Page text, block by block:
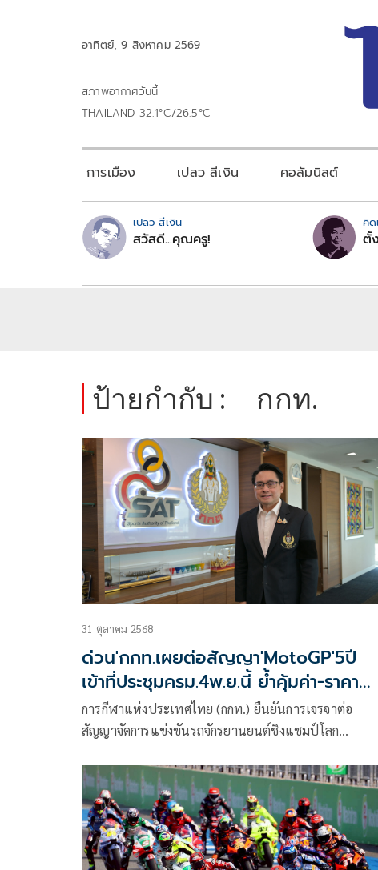
อาทิตย์, 9 สิงหาคม 2569
สภาพอากาศวันนี้
THAILAND 32.1°C/26.5°C
การเมือง เปลว สีเงิน คอลัมนิสต์
เปลว สีเงิน
สวัสดี...คุณครู!
คิด
ตั้
ป้ายกำกับ : กกท.
31 ตุลาคม 2568
ด่วน'กกท.เผยต่อสัญญา'MotoGP'5ปี
เข้าที่ประชุมครม.4พ.ย.นี้ ย้ำคุ้มค่า-ราคา
ลิขสิทธิ์ที่ไม่สูง
การกีฬาแห่งประเทศไทย (กกท.) ยืนยันการเจรจาต่อ
สัญญาจัดการแข่งขันรถจักรยานยนต์ชิงแชมป์โลก
แผนต่อสัญญาระยะยาวอีก 5 ปี (ปี 2027 – 2031) เข้าสู่
การพิจารณาของคณะรัฐมนตรี (ครม.) คาดสามารถเข้าสู่
วาระในนัดถัดไปคือ วันที่ 4 พ.ย.นี้ “ดร.ก้องศักด”ย้ำจุดยืน
ที่แข็งแกร่งของ ThaiGP เป็นแต้มต่อมหาศาล รวมถึง
สร้างมูลค่าทางเศรษฐกิจรวมสูงถึง 2.4 หมื่นล้านบาท แม้